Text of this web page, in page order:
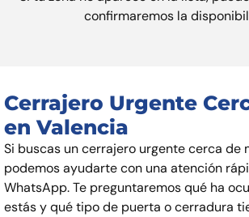
confirmaremos la
Cerrajero Urgente
en Valencia
Si buscas un cerrajero urgente cerca de
podemos ayudarte con una atención
WhatsApp. Te preguntaremos qué ha
estás y qué tipo de puerta o cerradura